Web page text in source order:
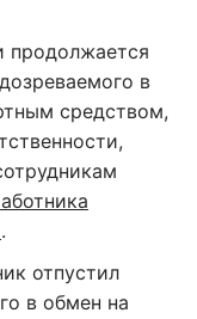
продолжается
в
средством,
.
отпустил
в обмен на